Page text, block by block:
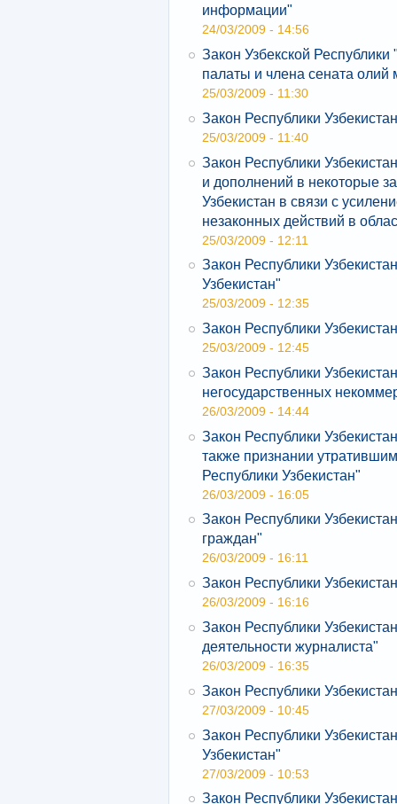
информации"
24/03/2009 - 14:56
Закон Узбекской Республики
палаты и члена сената олий
25/03/2009 - 11:30
Закон Республики
25/03/2009 - 11:40
Закон Республики
и дополнений в некоторые
Узбекистан в связи с
незаконных действий в
25/03/2009 - 12:11
Закон Республики
Узбекистан"
25/03/2009 - 12:35
Закон Республики
25/03/2009 - 12:45
Закон Республики
негосударственных
26/03/2009 - 14:44
Закон Республики
также признании
Республики Узбекистан"
26/03/2009 - 16:05
Закон Республики
граждан"
26/03/2009 - 16:11
Закон Республики
26/03/2009 - 16:16
Закон Республики
деятельности журналиста"
26/03/2009 - 16:35
Закон Республики
27/03/2009 - 10:45
Закон Республики
Узбекистан"
27/03/2009 - 10:53
Закон Республики